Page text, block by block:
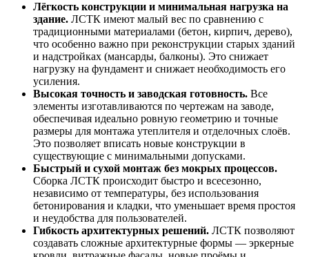
Лёгкость конструкции и минимальная нагрузка на
здание. ЛСТК имеют малый вес по сравнению с
традиционными материалами (бетон, кирпич, дерево),
что особенно важно при реконструкции старых зданий
и надстройках (мансарды, балконы). Это снижает
нагрузку на фундамент и снижает необходимость его
усиления.
Высокая точность и заводская готовность. Все
элементы изготавливаются по чертежам на заводе,
обеспечивая идеально ровную геометрию и точные
размеры для монтажа утеплителя и отделочных слоёв.
Это позволяет вписать новые конструкции в
существующие с минимальными допусками.
Быстрый и сухой монтаж без мокрых процессов.
Сборка ЛСТК происходит быстро и всесезонно,
независимо от температуры, без использования
бетонирования и кладки, что уменьшает время простоя
и неудобства для пользователей.
Гибкость архитектурных решений. ЛСТК позволяют
создавать сложные архитектурные формы — эркерные